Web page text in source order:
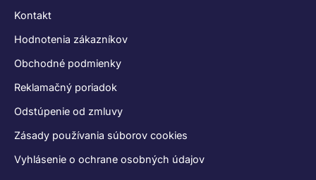
Kontakt
Hodnotenia zákazníkov
Obchodné podmienky
Reklamačný poriadok
Odstúpenie od zmluvy
Zásady používania súborov cookies
Vyhlásenie o ochrane osobných údajov